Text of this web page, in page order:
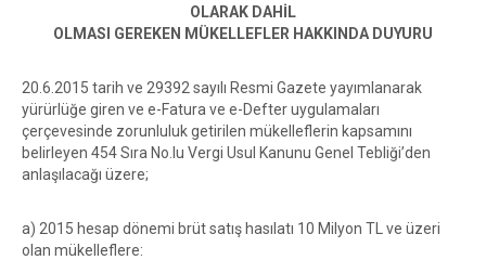
OLARAK DAHİL
OLMASI GEREKEN MÜKELLEFLER HAKKINDA DUYURU
20.6.2015 tarih ve 29392 sayılı Resmi Gazete yayımlanarak
yürürlüğe giren ve e-Fatura ve e-Defter uygulamaları
çerçevesinde zorunluluk getirilen mükelleflerin kapsamını
belirleyen 454 Sıra No.lu Vergi Usul Kanunu Genel Tebliği’den
anlaşılacağı üzere;
a) 2015 hesap dönemi brüt satış hasılatı 10 Milyon TL ve üzeri
olan mükelleflere: